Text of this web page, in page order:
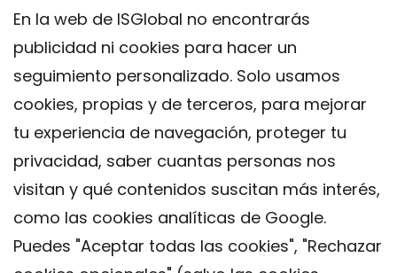
En la web de ISGlobal no encontrarás
publicidad ni cookies para hacer un
seguimiento personalizado. Solo usamos
cookies, propias y de terceros, para mejorar
tu experiencia de navegación, proteger tu
privacidad, saber cuantas personas nos
visitan y qué contenidos suscitan más interés,
como las cookies analíticas de Google.
Puedes "Aceptar todas las cookies", "Rechazar